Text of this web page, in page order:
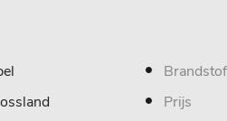
Brandstof
Prijs